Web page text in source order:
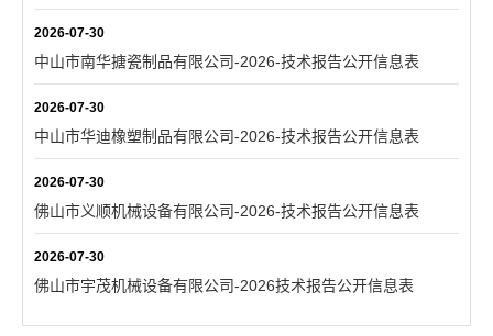
2026-07-30
中山市南华搪瓷制品有限公司-2026-技术报告公开信息表
2026-07-30
中山市华迪橡塑制品有限公司-2026-技术报告公开信息表
2026-07-30
佛山市义顺机械设备有限公司-2026-技术报告公开信息表
2026-07-30
佛山市宇茂机械设备有限公司-2026技术报告公开信息表